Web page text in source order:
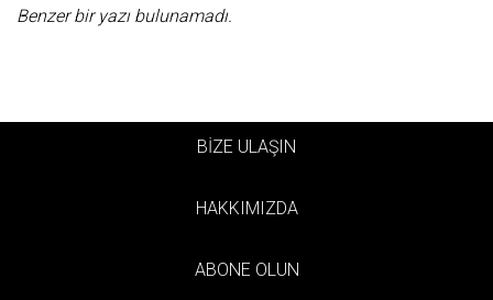
Benzer bir yazı bulunamadı.
BİZE ULAŞIN
HAKKIMIZDA
ABONE OLUN